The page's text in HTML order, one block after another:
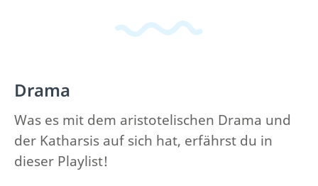
Drama
Was es mit dem aristotelischen Drama und
der Katharsis auf sich hat, erfährst du in
dieser Playlist!